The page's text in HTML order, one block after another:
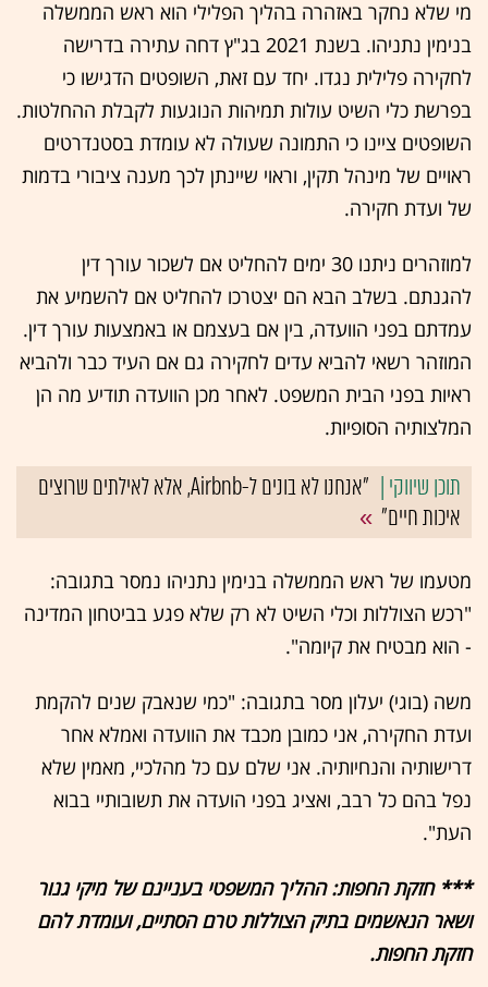
מי שלא נחקר באזהרה בהליך הפלילי הוא ראש הממשלה
בנימין נתניהו. בשנת 2021 בג"ץ דחה עתירה בדרישה
לחקירה פלילית נגדו. יחד עם זאת, השופטים הדגישו כי
בפרשת כלי השיט עולות תמיהות הנוגעות לקבלת ההחלטות.
השופטים ציינו כי התמונה שעולה לא עומדת בסטנדרטים
ראויים של מינהל תקין, וראוי שיינתן לכך מענה ציבורי בדמות
של ועדת חקירה.
למוזהרים ניתנו 30 ימים להחליט אם לשכור עורך דין
להגנתם. בשלב הבא הם יצטרכו להחליט אם להשמיע את
עמדתם בפני הוועדה, בין אם בעצמם או באמצעות עורך דין.
המוזהר רשאי להביא עדים לחקירה גם אם העיד כבר ולהביא
ראיות בפני הבית המשפט. לאחר מכן הוועדה תודיע מה הן
המלצותיה הסופיות.
"אנחנו לא בונים ל-Airbnb, אלא לאילתים שרוצים
איכות חיים"
מטעמו של ראש הממשלה בנימין נתניהו נמסר בתגובה:
"רכש הצוללות וכלי השיט לא רק שלא פגע בביטחון המדינה
- הוא מבטיח את קיומה".
משה (בוגי) יעלון מסר בתגובה: "כמי שנאבק שנים להקמת
ועדת החקירה, אני כמובן מכבד את הוועדה ואמלא אחר
דרישותיה והנחיותיה. אני שלם עם כל מהלכיי, מאמין שלא
נפל בהם כל רבב, ואציג בפני הועדה את תשובותיי בבוא
העת".​
*** חזקת החפות: ההליך המשפטי בעניינם של מיקי גנור
ושאר הנאשמים בתיק הצוללות טרם הסתיים, ועומדת להם
חזקת החפות.